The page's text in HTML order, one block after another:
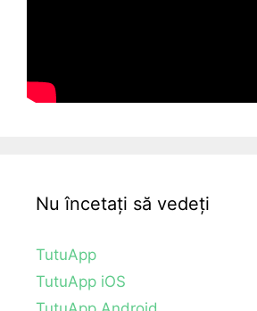
Nu încetați să vedeți
TutuApp
TutuApp iOS